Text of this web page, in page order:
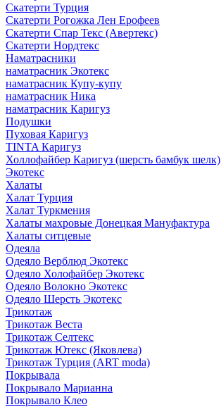
Скатерти Турция
Скатерти Рогожка Лен Ерофеев
Скатерти Спар Текс (Авертекс)
Скатерти Нордтекс
Наматрасники
наматрасник Экотекс
наматрасник Купу-купу
наматрасник Ника
наматрасник Каригуз
Подушки
Пуховая Каригуз
TINTA Каригуз
Холлофайбер Каригуз (шерсть бамбук шелк)
Экотекс
Халаты
Халат Турция
Халат Туркмения
Халаты махровые Донецкая Мануфактура
Халаты ситцевые
Одеяла
Одеяло Верблюд Экотекс
Одеяло Холофайбер Экотекс
Одеяло Волокно Экотекс
Одеяло Шерсть Экотекс
Трикотаж
Трикотаж Веста
Трикотаж Селтекс
Трикотаж Ютекс (Яковлева)
Трикотаж Турция (ART moda)
Покрывала
Покрывало Марианна
Покрывало Клео